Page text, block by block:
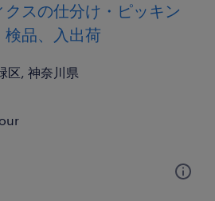
スの仕分け・ピッキン
検品、入出荷
区, 神奈川県